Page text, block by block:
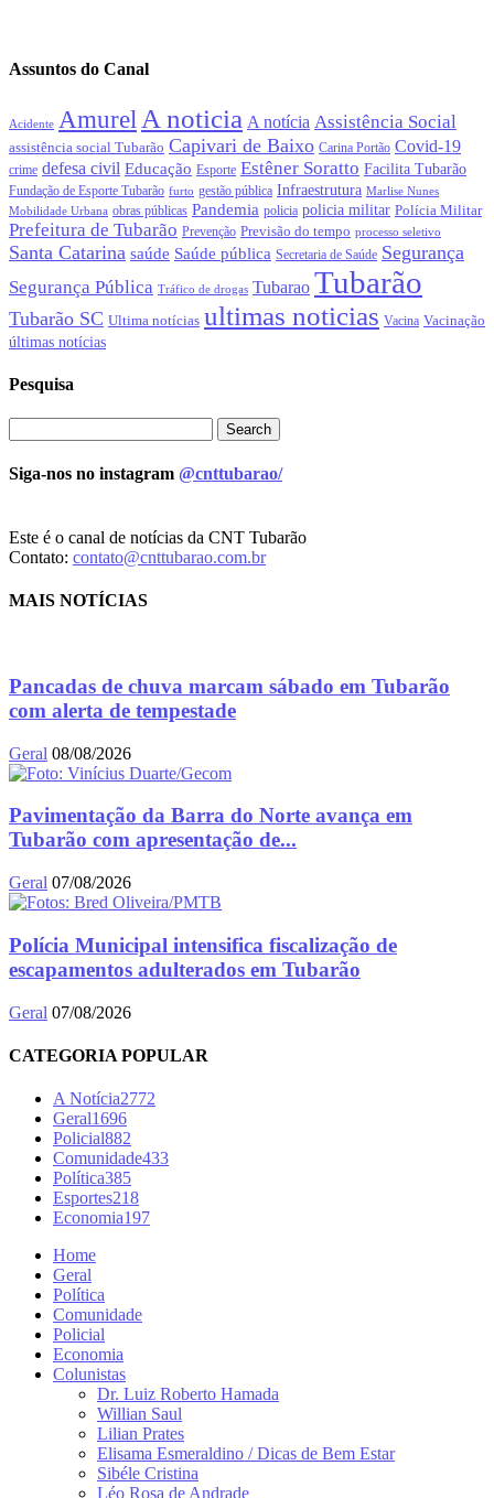
Assuntos do Canal
Acidente Amurel A noticia A notícia Assistência Social
assistência social Tubarão Capivari de Baixo Carina Portão Covid-19
crime defesa civil Educação Esporte Estêner Soratto Facilita Tubarão
Fundação de Esporte Tubarão furto gestão pública Infraestrutura Marlise Nunes
Mobilidade Urbana obras públicas Pandemia policia policia militar Polícia Militar
Prefeitura de Tubarão Prevenção Previsão do tempo processo seletivo
Santa Catarina saúde Saúde pública Secretaria de Saúde Segurança
Segurança Pública Tráfico de drogas Tubarao Tubarão
Tubarão SC Ultima notícias ultimas noticias Vacina Vacinação
últimas notícias
Pesquisa
Siga-nos no instagram @cnttubarao/
Este é o canal de notícias da CNT Tubarão
Contato: contato@cnttubarao.com.br
MAIS NOTÍCIAS
Pancadas de chuva marcam sábado em Tubarão
com alerta de tempestade
Geral 08/08/2026
Pavimentação da Barra do Norte avança em
Tubarão com apresentação de...
Geral 07/08/2026
Polícia Municipal intensifica fiscalização de
escapamentos adulterados em Tubarão
Geral 07/08/2026
CATEGORIA POPULAR
A Notícia2772
Geral1696
Policial882
Comunidade433
Política385
Esportes218
Economia197
Home
Geral
Política
Comunidade
Policial
Economia
Colunistas
Dr. Luiz Roberto Hamada
Willian Saul
Lilian Prates
Elisama Esmeraldino / Dicas de Bem Estar
Sibéle Cristina
Léo Rosa de Andrade